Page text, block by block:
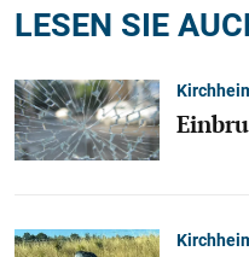
LESEN SIE